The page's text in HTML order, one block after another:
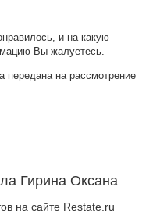
и на какую
Вы жалуетесь.
на рассмотрение
Гирина Оксана
на сайте Restate.ru